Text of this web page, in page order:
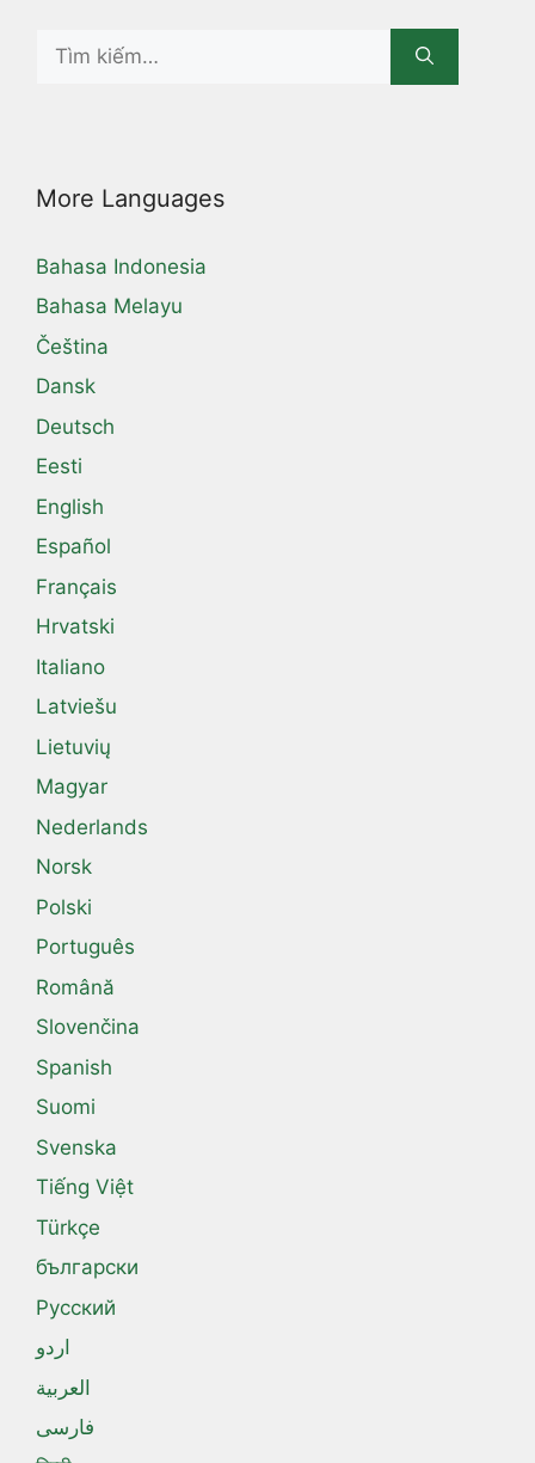
Search
for:
More Languages
Bahasa Indonesia
Bahasa Melayu
Čeština
Dansk
Deutsch
Eesti
English
Español
Français
Hrvatski
Italiano
Latviešu
Lietuvių
Magyar
Nederlands
Norsk
Polski
Português
Română
Slovenčina
Spanish
Suomi
Svenska
Tiếng Việt
Türkçe
български
Русский
اردو
العربية
فارسی